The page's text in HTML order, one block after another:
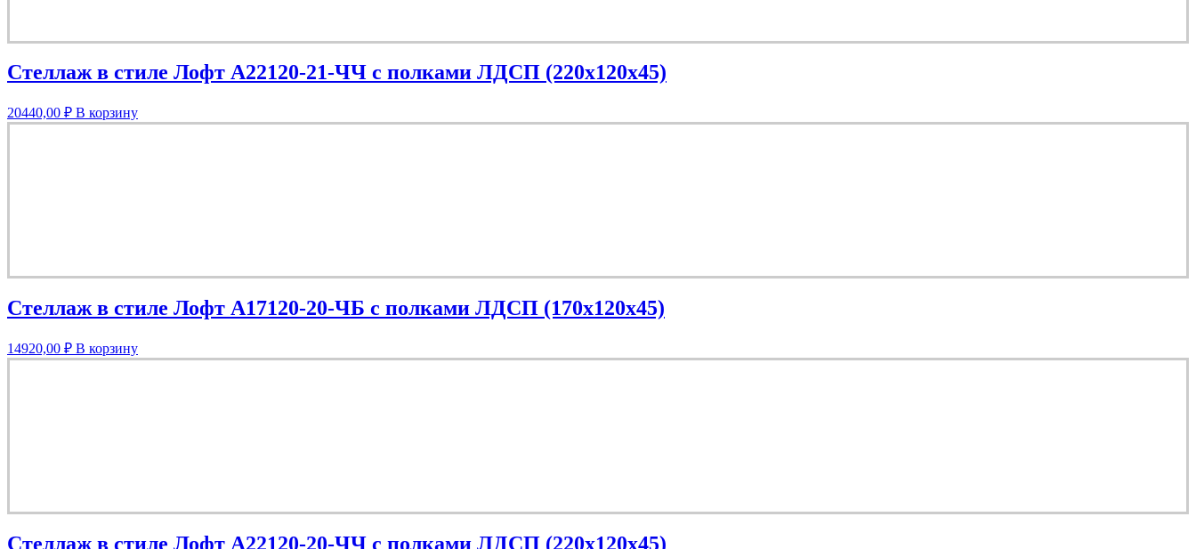
Стеллаж в стиле Лофт A22120-21-ЧЧ с полками ЛДСП (220х120х45)
20440,00 ₽ В корзину
Стеллаж в стиле Лофт A17120-20-ЧБ с полками ЛДСП (170х120х45)
14920,00 ₽ В корзину
Стеллаж в стиле Лофт A22120-20-ЧЧ с полками ЛДСП (220х120х45)